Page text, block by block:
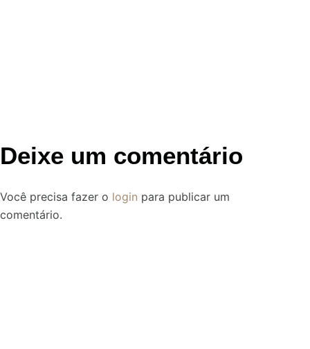
Deixe um comentário
Você precisa fazer o login para publicar um
comentário.